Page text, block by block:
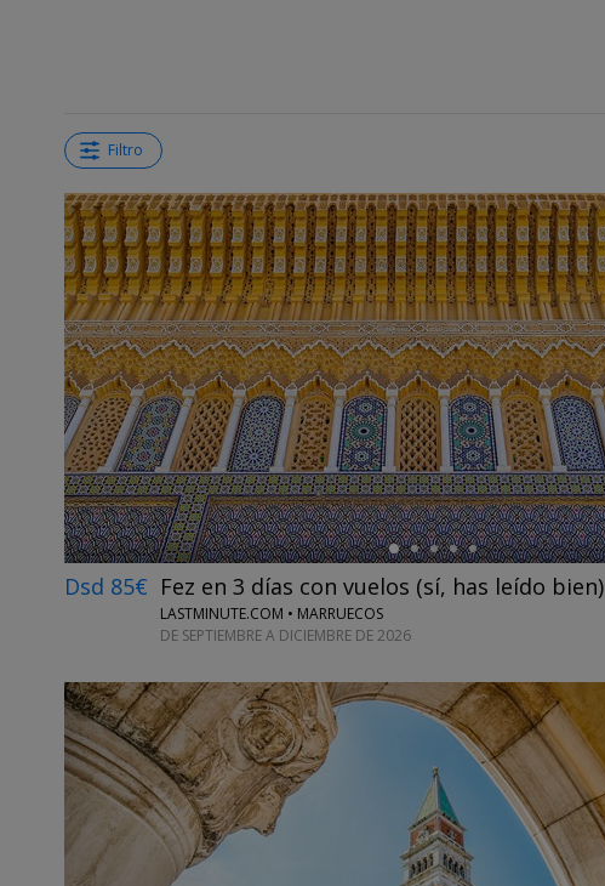
Filtro
←
Dsd 85€ Fez en 3 días con vuelos (sí, has leído bien)
LASTMINUTE.COM • MARRUECOS
DE SEPTIEMBRE A DICIEMBRE DE 2026